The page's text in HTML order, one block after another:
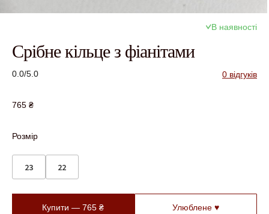
В наявності
Срібне кільце з фіанітами
0.0/5.0 0 відгуків
765 ₴
Розмір
23 22
Купити —765₴ Улюблене ♥